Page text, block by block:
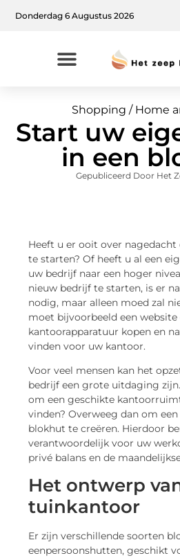
Donderdag 6 Augustus 2026
Shopping / Home
Start uw
in een
Gepubliceerd Door Het
Heeft u er ooit over
te starten? Of heeft u al een
uw bedrijf naar een hoger
nieuw bedrijf te starten, is er
nodig, maar alleen moed zal
moet bijvoorbeeld een website
kantoorapparatuur kopen en
vinden voor uw kantoor.
Voor veel mensen kan het
bedrijf een grote uitdaging
om een geschikte
vinden? Overweeg dan om
blokhut te creëren. Hierdoor
verantwoordelijk voor uw
privé balans en de
Het ontwerp
tuinkantoor
Er zijn verschillende soorten
eenpersoonshutten, geschikt